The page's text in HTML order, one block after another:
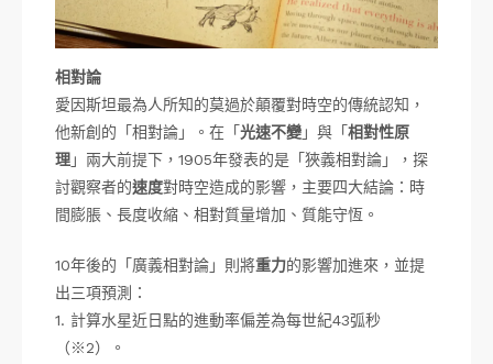
相對論
愛因斯坦最為人所知的莫過於顛覆對時空的傳統認知，
他新創的「相對論」。在「光速不變」與「相對性原
理」兩大前提下，1905年發表的是「狹義相對論」，探
討觀察者的速度對時空造成的影響，主要四大結論：時
間膨脹、長度收縮、相對質量增加、質能守恆。
10年後的「廣義相對論」則將重力的影響加進來，並提
出三項預測：
1. 計算水星近日點的進動率偏差為每世紀43弧秒
（※2）。